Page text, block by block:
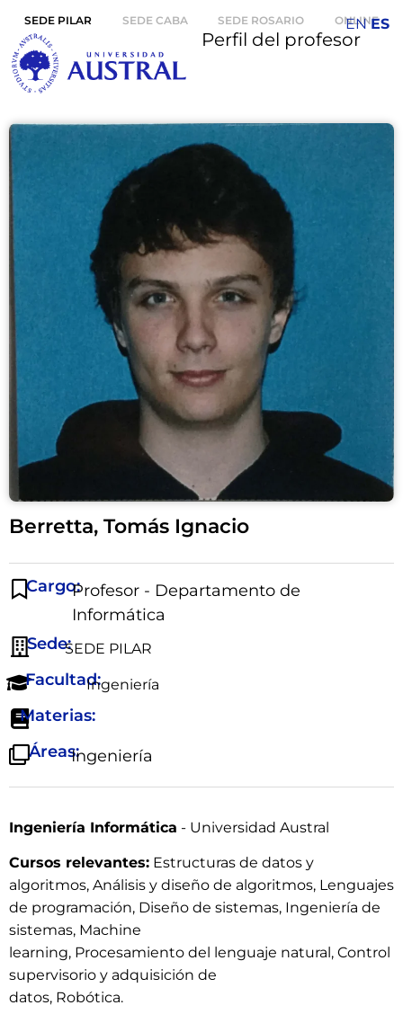
SEDE PILAR SEDE CABA SEDE ROSARIO ONLINE
Perfil del profesor
Berretta, Tomás Ignacio
Cargo:Profesor - Departamento de
Informática
Sede:SEDE PILAR
Facultad:Ingeniería
Materias:
Áreas:Ingeniería
Ingeniería Informática - Universidad Austral
Cursos relevantes: Estructuras de datos y
algoritmos, Análisis y diseño de algoritmos, Lenguajes
de programación, Diseño de sistemas, Ingeniería de
sistemas, Machine
learning, Procesamiento del lenguaje natural, Control
supervisorio y adquisición de
datos, Robótica.
EN ES